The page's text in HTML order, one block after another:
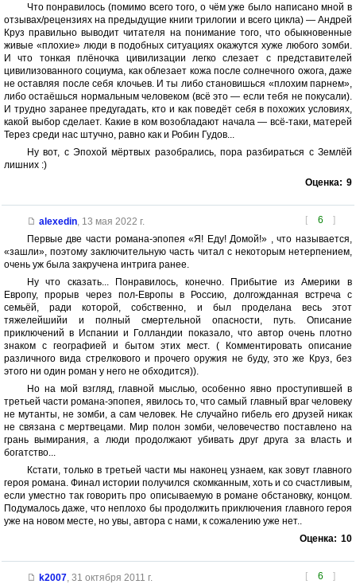
Что понравилось (помимо всего того, о чём уже было написано мной в
отзывах/рецензиях на предыдущие книги трилогии и всего цикла) — Андрей
Круз правильно выводит читателя на понимание того, что обыкновенные
живые «плохие» люди в подобных ситуациях окажутся хуже любого зомби.
И что тонкая плёночка цивилизации легко слезает с представителей
цивилизованного социума, как облезает кожа после солнечного ожога, даже
не оставляя после себя клочьев. И ты либо становишься «плохим парнем»,
либо остаёшься нормальным человеком (всё это — если тебя не покусали).
И трудно заранее предугадать, кто и как поведёт себя в похожих условиях,
какой выбор сделает. Какие в ком возобладают начала — всё-таки, матерей
Терез среди нас штучно, равно как и Робин Гудов...
Ну вот, с Эпохой мёртвых разобрались, пора разбираться с Землёй
лишних :)
Оценка: 9
[ 6 ]
alexedin, 13 мая 2022 г.
Первые две части романа-эпопея «Я! Еду! Домой!» , что называется,
«зашли», поэтому заключительную часть читал с некоторым нетерпением,
очень уж была закручена интрига ранее.
Ну что сказать... Понравилось, конечно. Прибытие из Америки в
Европу, прорыв через пол-Европы в Россию, долгожданная встреча с
семьёй, ради которой, собственно, и был проделана весь этот
тяжелейшийи и полный смертельной опасности, путь. Описание
приключений в Испании и Голландии показало, что автор очень плотно
знаком с географией и бытом этих мест. ( Комментировать описание
различного вида стрелкового и прочего оружия не буду, это же Круз, без
этого ни один роман у него не обходится)).
Но на мой взгляд, главной мыслью, особенно явно проступившей в
третьей части романа-эпопея, явилось то, что самый главный враг человеку
не мутанты, не зомби, а сам человек. Не случайно гибель его друзей никак
не связана с мертвецами. Мир полон зомби, человечество поставлено на
грань вымирания, а люди продолжают убивать друг друга за власть и
богатство...
Кстати, только в третьей части мы наконец узнаем, как зовут главного
героя романа. Финал истории получился скомканным, хоть и со счастливым,
если уместно так говорить про описываемую в романе обстановку, концом.
Подумалось даже, что неплохо бы продолжить приключения главного героя
уже на новом месте, но увы, автора с нами, к сожалению уже нет..
Оценка: 10
[ 6 ]
k2007, 31 октября 2011 г.